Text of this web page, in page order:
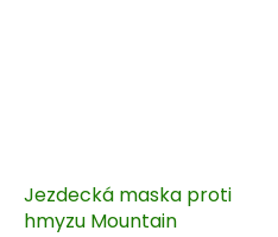
Jezdecká maska proti
hmyzu Mountain